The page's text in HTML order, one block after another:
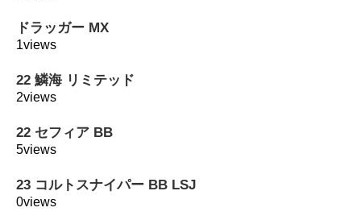
ドラッガー MX
1views
22 鱗海 リミテッド
2views
22 セフィア BB
5views
23 コルトスナイパー BB LSJ
0views